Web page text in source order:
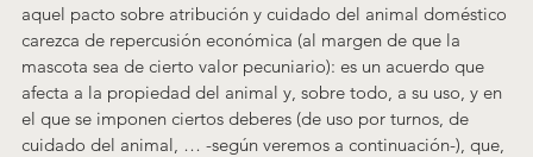
aquel pacto sobre atribución y cuidado del animal doméstico
carezca de repercusión económica (al margen de que la
mascota sea de cierto valor pecuniario): es un acuerdo que
afecta a la propiedad del animal y, sobre todo, a su uso, y en
el que se imponen ciertos deberes (de uso por turnos, de
cuidado del animal, … -según veremos a continuación-), que,